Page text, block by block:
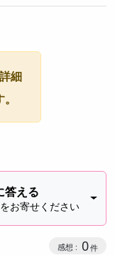
答える
お寄せください
細
感想投稿
0